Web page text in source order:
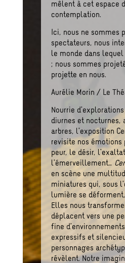
mêlent à cet espace
contemplation.
Ici, nous ne sommes
spectateurs, nous
le monde dans lequel
; nous sommes
projette en nous.
Aurélie Morin / Le
Nourrie
diurnes et nocturnes,
arbres, l’exposition
revisite nos émotions
peur, le désir,
l’émerveillement…
en scène une
miniatures qui, sous
lumière se
Elles nous
déplacent vers une
fine
expressifs et
personnages
révèlent. Notre